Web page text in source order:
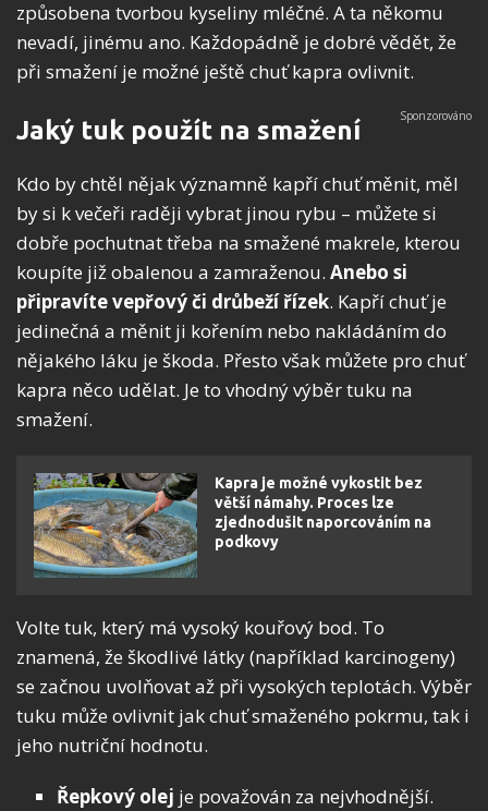
způsobena tvorbou kyseliny mléčné. A ta někomu
nevadí, jinému ano. Každopádně je dobré vědět, že
při smažení je možné ještě chuť kapra ovlivnit.
Jaký tuk použít na smažení
Kdo by chtěl nějak významně kapří chuť měnit, měl
by si k večeři raději vybrat jinou rybu – můžete si
dobře pochutnat třeba na smažené makrele, kterou
koupíte již obalenou a zamraženou. Anebo si
připravíte vepřový či drůbeží řízek. Kapří chuť je
jedinečná a měnit ji kořením nebo nakládáním do
nějakého láku je škoda. Přesto však můžete pro chuť
kapra něco udělat. Je to vhodný výběr tuku na
smažení.
Kapra je možné vykostit bez
větší námahy. Proces lze
zjednodušit naporcováním na
podkovy
Volte tuk, který má vysoký kouřový bod. To
znamená, že škodlivé látky (například karcinogeny)
se začnou uvolňovat až při vysokých teplotách. Výběr
tuku může ovlivnit jak chuť smaženého pokrmu, tak i
jeho nutriční hodnotu.
Řepkový olej je považován za nejvhodnější.